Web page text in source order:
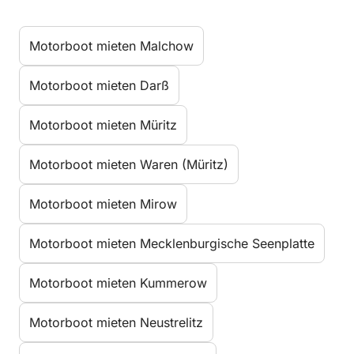
Motorboot mieten Malchow
Motorboot mieten Darß
Motorboot mieten Müritz
Motorboot mieten Waren (Müritz)
Motorboot mieten Mirow
Motorboot mieten Mecklenburgische Seenplatte
Motorboot mieten Kummerow
Motorboot mieten Neustrelitz